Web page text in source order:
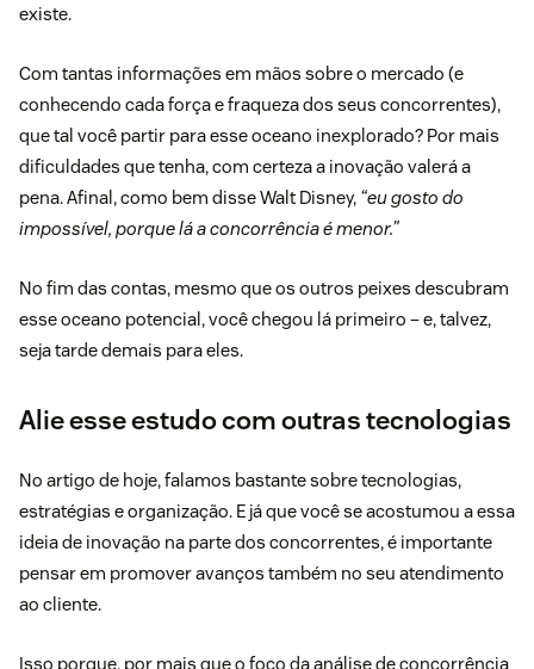
existe.
Com tantas informações em mãos sobre o mercado (e
conhecendo cada força e fraqueza dos seus concorrentes),
que tal você partir para esse oceano inexplorado? Por mais
dificuldades que tenha, com certeza a inovação valerá a
pena. Afinal, como bem disseWalt Disney, “eu gosto do
impossível, porque lá a concorrência é menor.”
No fim das contas, mesmo que os outros peixes descubram
esse oceano potencial, você chegou lá primeiro – e, talvez,
seja tarde demais para eles.
Alie esse estudo com outras tecnologias
No artigo de hoje, falamos bastante sobre tecnologias,
estratégias e organização. E já que você se acostumou a essa
ideia de inovação na parte dos concorrentes, é importante
pensar em promover avanços também no seu atendimento
ao cliente.
Isso porque, por mais que o foco da análise de concorrência